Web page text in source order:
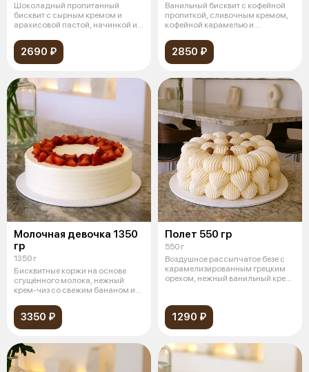
Шоколадный пропитанный
бисквит с сырным кремом и
арахисовой пастой, начинкой из
2690 ₽
Ванильный бисквит с кофейной
пропиткой, сливочным кремом,
кофейной карамелью и
2850 ₽
Молочная девочка 1350
гр
1350 г
Бисквитные коржи на основе
сгущённого молока, нежный
крем-чиз со свежим бананом и
3350 ₽
Полет 550 гр
550 г
Воздушное рассыпчатое безе с
карамелизированным грецким
орехом, нежный ванильный крем
1290 ₽